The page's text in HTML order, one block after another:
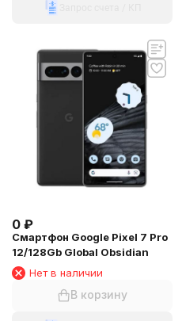
0 ₽
Смартфон Google Pixel 7 Pro
12/128Gb Global Obsidian
Нет в наличии
В корзину